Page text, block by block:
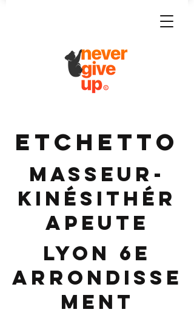
ETCHETTO
Masseur-
Kinésithér
apeute
Lyon 6e
Arrondisse
ment